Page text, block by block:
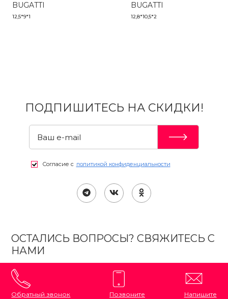
BUGATTI
12,5*9*1
BUGATTI
12,8*10,5*2
ПОДПИШИТЕСЬ НА СКИДКИ!
Согласие с политикой конфиденциальности
ОСТАЛИСЬ ВОПРОСЫ? СВЯЖИТЕСЬ С
НАМИ
Обратный звонок Позвоните Напишите